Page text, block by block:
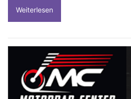
Weiterlesen